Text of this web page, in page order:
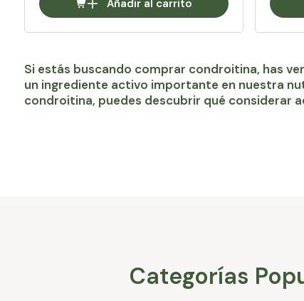
Añadir al carrito
Si estás buscando comprar condroitina, has
un ingrediente activo importante en nuestra
condroitina, puedes descubrir qué considerar
Categorías